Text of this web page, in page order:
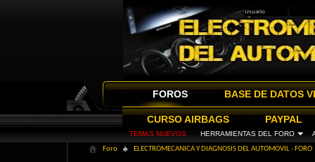
FOROS
TEMAS NUEVOS HERRAMIENTAS DEL FORO
BASE DE DATOS
CURSO AIRBAGS PAYPAL
Foro ELECTROMECANICA Y DIAGNOSIS DEL AUTOMOVIL - FORO